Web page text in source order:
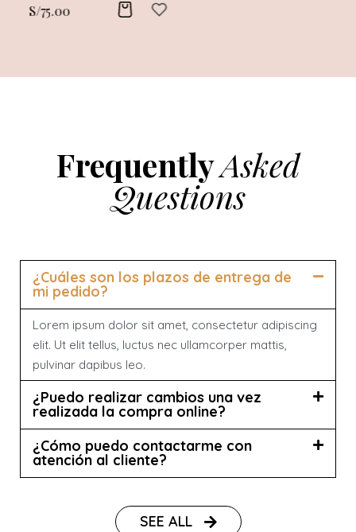
S/75.00
FrequentlyAsked
Questions
¿Cuáles son los plazos de entrega de
mi pedido?
Lorem ipsum dolor sit amet, consectetur adipiscing
elit. Ut elit tellus, luctus nec ullamcorper mattis,
pulvinar dapibus leo.
¿Puedo realizar cambios una vez
realizada la compra online?
¿Cómo puedo contactarme con
atención al cliente?
SEE ALL